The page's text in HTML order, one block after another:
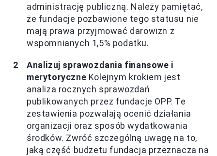
administrację publiczną. Należy pamiętać,
że fundacje pozbawione tego statusu nie
mają prawa przyjmować darowizn z
wspomnianych 1,5% podatku.
Analizuj sprawozdania finansowe i
merytoryczne Kolejnym krokiem jest
analiza rocznych sprawozdań
publikowanych przez fundacje OPP. Te
zestawienia pozwalają ocenić działania
organizacji oraz sposób wydatkowania
środków. Zwróć szczególną uwagę na to,
jaką część budżetu fundacja przeznacza na